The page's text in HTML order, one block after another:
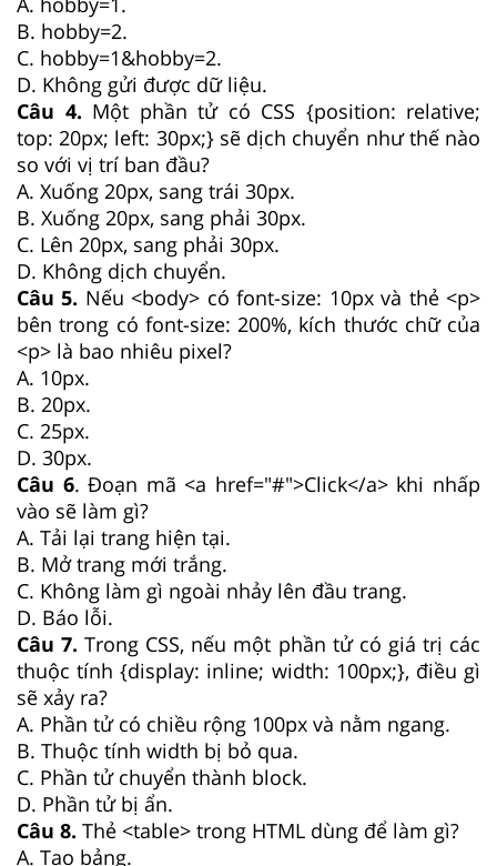
B. hobby=2.
C. hobby=1&hobby=2.
D. Không gửi được dữ liệu.
Câu 4. Một phần tử có CSS {position: relative;
top: 20px; left: 30px;} sẽ dịch chuyển như thế nào
so với vị trí ban đầu?
A. Xuống 20px, sang trái 30px.
B. Xuống 20px, sang phải 30px.
C. Lên 20px, sang phải 30px.
D. Không dịch chuyển.
Câu 5. Nếu <body> có font-size: 10px và thẻ <p>
bên trong có font-size: 200%, kích thước chữ của
<p> là bao nhiêu pixel?
A. 10px.
B. 20px.
C. 25px.
D. 30px.
Câu 6. Đoạn mã <a href="#">Click</a> khi nhấp
vào sẽ làm gì?
A. Tải lại trang hiện tại.
B. Mở trang mới trắng.
C. Không làm gì ngoài nhảy lên đầu trang.
D. Báo lỗi.
Câu 7. Trong CSS, nếu một phần tử có giá trị các
thuộc tính {display: inline; width: 100px;}, điều gì
sẽ xảy ra?
A. Phần tử có chiều rộng 100px và nằm ngang.
B. Thuộc tính width bị bỏ qua.
C. Phần tử chuyển thành block.
D. Phần tử bị ẩn.
Câu 8. Thẻ <table> trong HTML dùng để làm gì?
A. Tạo bảng.